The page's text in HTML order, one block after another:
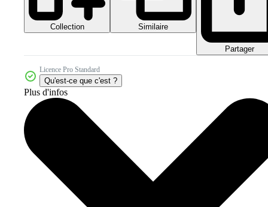
Collection Similaire
Partager
Licence Pro Standard
Qu'est-ce que c'est ?
Plus d'infos